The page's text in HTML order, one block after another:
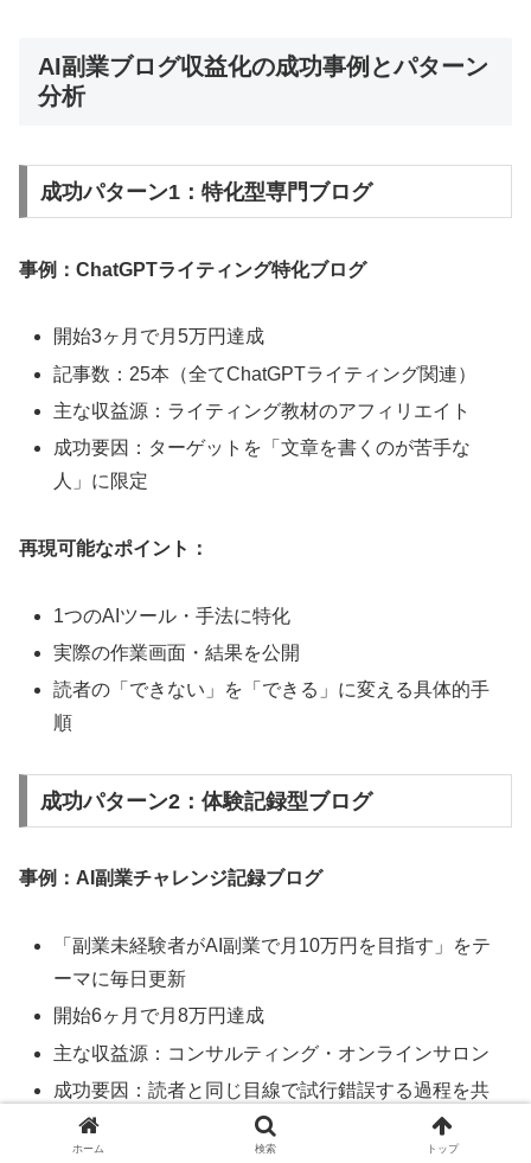
AI副業ブログ収益化の成功事例とパターン
分析
成功パターン1：特化型専門ブログ
事例：ChatGPTライティング特化ブログ
開始3ヶ月で月5万円達成
記事数：25本（全てChatGPTライティング関連）
主な収益源：ライティング教材のアフィリエイト
成功要因：ターゲットを「文章を書くのが苦手な
人」に限定
再現可能なポイント：
1つのAIツール・手法に特化
実際の作業画面・結果を公開
読者の「できない」を「できる」に変える具体的手
順
成功パターン2：体験記録型ブログ
事例：AI副業チャレンジ記録ブログ
「副業未経験者がAI副業で月10万円を目指す」をテ
ーマに毎日更新
開始6ヶ月で月8万円達成
主な収益源：コンサルティング・オンラインサロン
成功要因：読者と同じ目線で試行錯誤する過程を共
ホーム 検索 トップ